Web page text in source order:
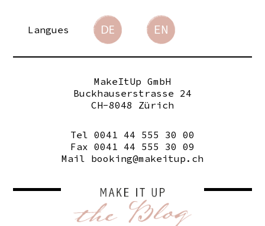
Langues
MakeItUp GmbH
Buckhauserstrasse 24
CH-8048 Zürich
Tel 0041 44 555 30 00
Fax 0041 44 555 30 09
Mail booking@makeitup.ch